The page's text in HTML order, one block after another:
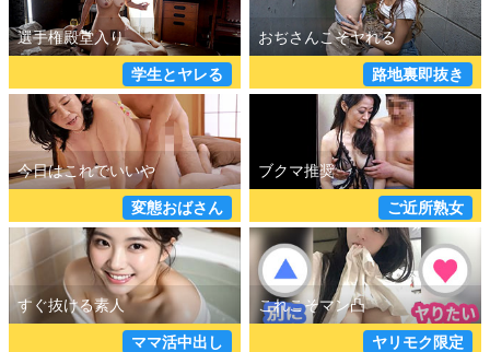
学生とヤレる 路地裏即抜き
変態おばさん ご近所熟女
ママ活中出し ヤリモク限定